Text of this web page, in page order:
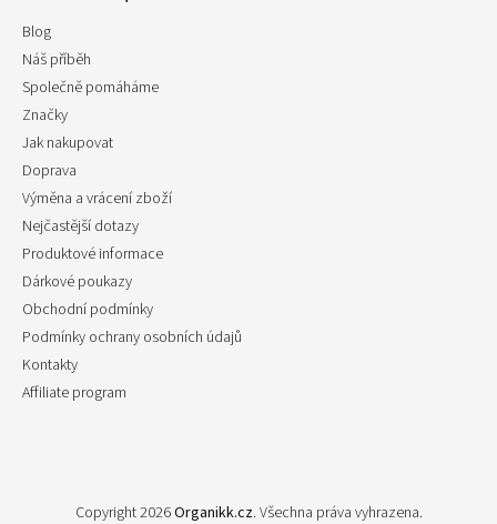
Blog
Náš příběh
Společně pomáháme
Značky
Jak nakupovat
Doprava
Výměna a vrácení zboží
Nejčastější dotazy
Produktové informace
Dárkové poukazy
Obchodní podmínky
Podmínky ochrany osobních údajů
Kontakty
Affiliate program
Copyright 2026Organikk.cz. Všechna práva vyhrazena.